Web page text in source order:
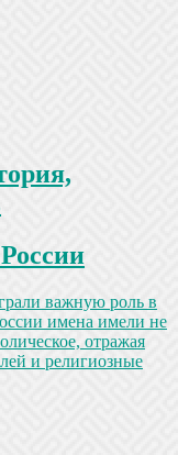
важную роль в
имена имели не
отражая
и религиозные